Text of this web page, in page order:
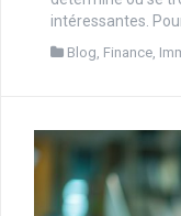
intéressantes.
Blog, Finance,